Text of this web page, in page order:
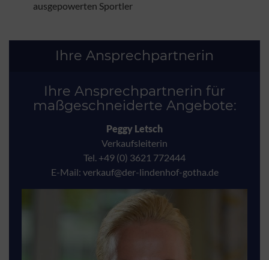
ausgepowerten Sportler
Ihre Ansprechpartnerin
Ihre Ansprechpartnerin für
maßgeschneiderte Angebote:
Peggy Letsch
Verkaufsleiterin
Tel. +49 (0) 3621 772444
E-Mail: verkauf@der-lindenhof-gotha.de